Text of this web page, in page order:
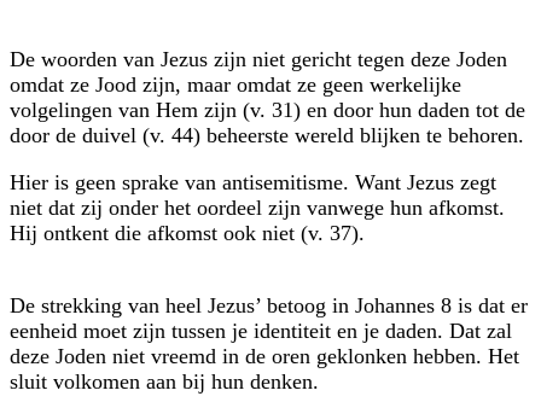
De woorden van Jezus zijn niet gericht tegen deze Joden
omdat ze Jood zijn, maar omdat ze geen werkelijke
volgelingen van Hem zijn (v. 31) en door hun daden tot de
door de duivel (v. 44) beheerste wereld blijken te behoren.
Hier is geen sprake van antisemitisme. Want Jezus zegt
niet dat zij onder het oordeel zijn vanwege hun afkomst.
Hij ontkent die afkomst ook niet (v. 37).
De strekking van heel Jezus’ betoog in Johannes 8 is dat er
eenheid moet zijn tussen je identiteit en je daden. Dat zal
deze Joden niet vreemd in de oren ge­klonken hebben. Het
sluit volkomen aan bij hun denken.